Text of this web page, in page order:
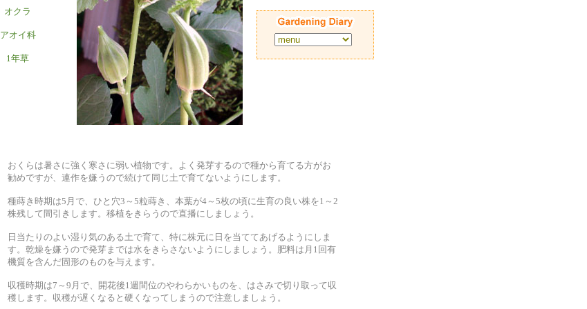
オクラ
アオイ科
1年草
おくらは暑さに強く寒さに弱い植物です。よく発芽するので種から育てる方がお
勧めですが、連作を嫌うので続けて同じ土で育てないようにします。
種蒔き時期は5月で、ひと穴3～5粒蒔き、本葉が4～5枚の頃に生育の良い株を1～2
株残して間引きします。移植をきらうので直播にしましょう。
日当たりのよい湿り気のある土で育て、特に株元に日を当ててあげるようにしま
す。乾燥を嫌うので発芽までは水をきらさないようにしましょう。肥料は月1回有
機質を含んだ固形のものを与えます。
収穫時期は7～9月で、開花後1週間位のやわらかいものを、はさみで切り取って収
穫します。収穫が遅くなると硬くなってしまうので注意しましょう。